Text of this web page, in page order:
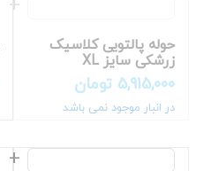
حوله پالتویی کلاسیک
زرشکی سایز XL
5,915,000 تومان
در انبار موجود نمی باشد